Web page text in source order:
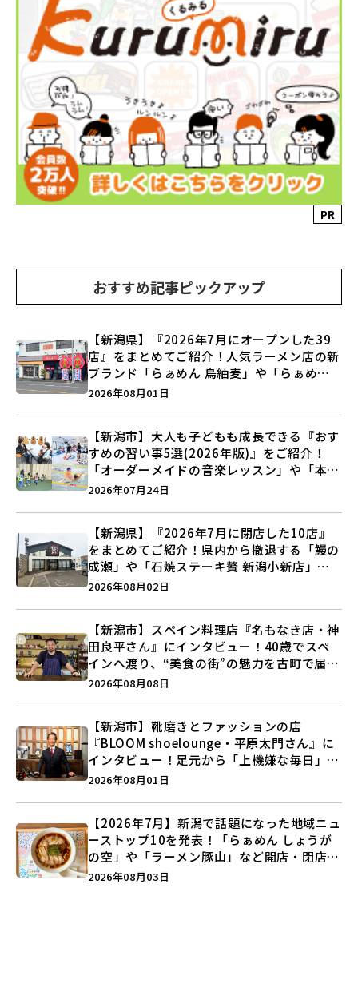
PR
おすすめ記事ピックアップ
【新潟県】『2026年7月にオープンした39
店』をまとめてご紹介！人気ラーメン店の新
ブランド「らぁめん 鳥紬麦」や「らぁめん
しょうがの空」など盛りだくさん♪
2026年08月01日
【新潟市】大人も子どもも成長できる『おす
すめの習い事5選(2026年版)』をご紹介！
「オーダーメイドの音楽レッスン」や「本格
キックボクシング」で新しい自分を見つけよ
2026年07月24日
【新潟県】『2026年7月に閉店した10店』
をまとめてご紹介！県内から撤退する「鰻の
成瀬」や「石焼ステーキ贅 新潟小新店」が
営業に幕…。
2026年08月02日
【新潟市】スペイン料理店『名もなき店・神
田良平さん』にインタビュー！40歳でスペ
インへ渡り、“美食の街”の魅力を古町で届け
る♪
2026年08月08日
【新潟市】靴磨きとファッションの店
『BLOOM shoelounge・平原太門さん』に
インタビュー！足元から「上機嫌な毎日」を
つくる装いの提案とは？
2026年08月01日
【2026年7月】新潟で話題になった地域ニュ
ーストップ10を発表！「らぁめん しょうが
の空」や「ラーメン豚山」など開店・閉店の
注目記事をランキングでご紹介♪
2026年08月03日